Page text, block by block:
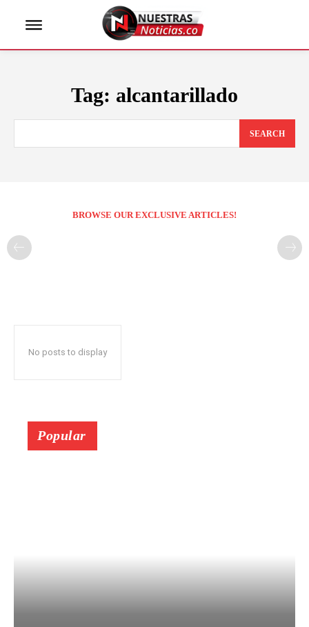
Tag: alcantarillado
SEARCH
BROWSE OUR EXCLUSIVE ARTICLES!
No posts to display
Popular